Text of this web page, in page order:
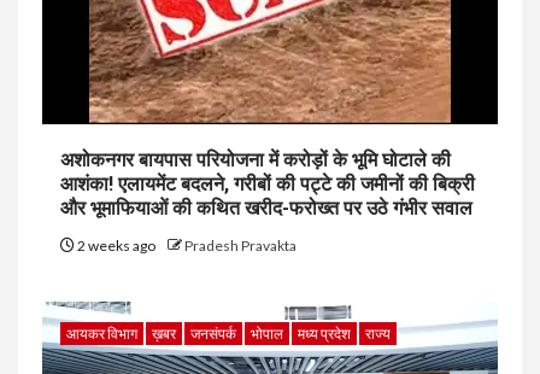
अशोकनगर बायपास परियोजना में करोड़ों के भूमि घोटाले की
आशंका! एलायमेंट बदलने, गरीबों की पट्टे की जमीनों की बिक्री
और भूमाफियाओं की कथित खरीद-फरोख्त पर उठे गंभीर सवाल
2 weeks ago Pradesh Pravakta
आयकर विभाग ख़बर जनसंपर्क भोपाल मध्य प्रदेश राज्य